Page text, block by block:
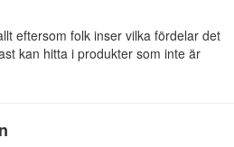
eftersom folk inser vilka fördelar det
kan hitta i produkter som inte är